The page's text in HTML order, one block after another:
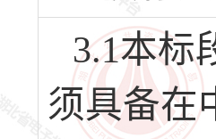
3.1本标
须具备在